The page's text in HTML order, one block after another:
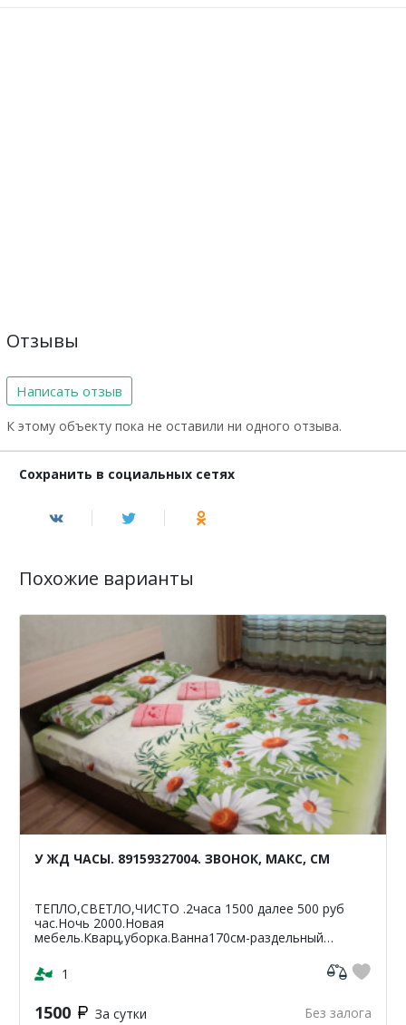
Отзывы
Написать отзыв
К этому объекту пока не оставили ни одного отзыва.
Сохранить в социальных сетях
Похожие варианты
У ЖД ЧАСЫ. 89159327004. ЗВОНОК, МАКС, СМ
ТЕПЛО,СВЕТЛО,ЧИСТО .2часа 1500 далее 500 руб
час.Ночь 2000.Новая
мебель.Кварц,уборка.Ванна170см-раздельный
кв-42м2.ЦУМ,Шайба,Аптеки,банкомат-Сбербанк
ВТБ,Пятерочка.Чи...
1
1500 За сутки Без залога